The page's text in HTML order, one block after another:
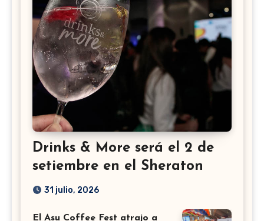
Drinks & More será el 2 de
setiembre en el Sheraton
31 julio, 2026
El Asu Coffee Fest atrajo a